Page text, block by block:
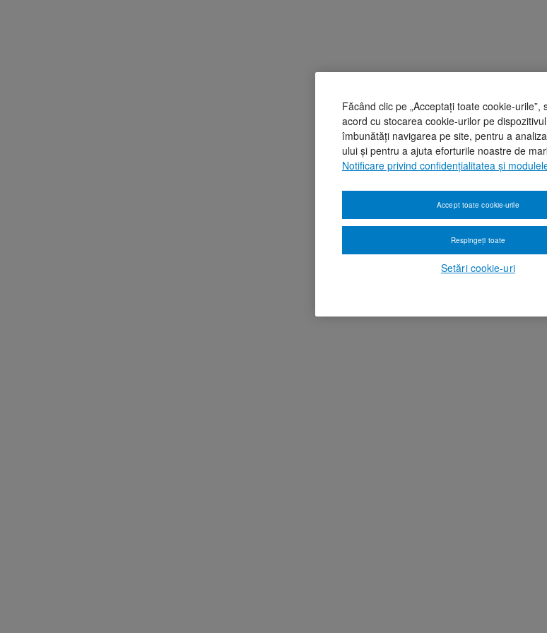
Făcând clic pe „Acceptați toate cookie-urile”,
acord cu stocarea cookie-urilor pe
îmbunătăți navigarea pe site, pentru a
ului și pentru a ajuta eforturile noastre de
Notificare privind confidențialitatea și
Setări cookie-uri
Respingeți toate
Accept toate cookie-urile